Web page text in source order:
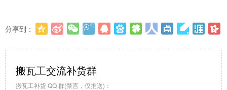
分享到：
搬瓦工交流补货群
搬瓦工补货 QQ 群(禁言，仅推送)：